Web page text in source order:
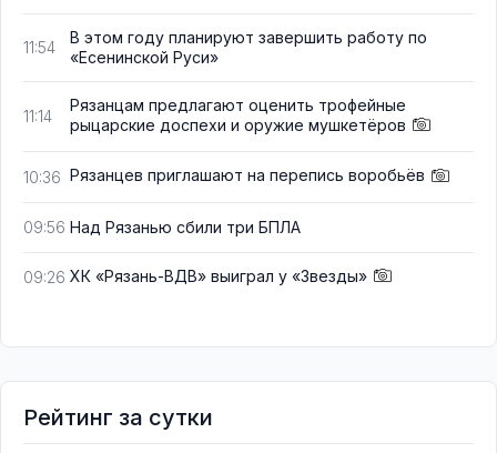
11:54
В этом году планируют завершить работу по
«Есенинской Руси»
11:14
Рязанцам предлагают оценить трофейные
рыцарские доспехи и оружие мушкетёров
10:36 Рязанцев приглашают на перепись воробьёв
09:56 Над Рязанью сбили три БПЛА
09:26 ХК «Рязань-ВДВ» выиграл у «Звезды»
Рейтинг за сутки